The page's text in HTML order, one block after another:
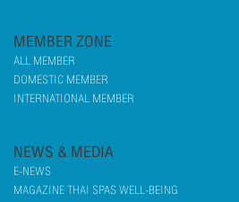
MEMBER ZONE
ALL MEMBER
DOMESTIC MEMBER
INTERNATIONAL MEMBER
NEWS & MEDIA
E-NEWS
MAGAZINE THAI SPAS WELL-BEING